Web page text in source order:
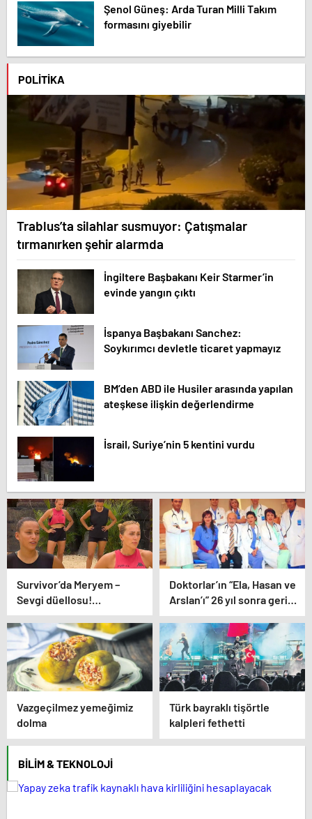
Şenol Güneş: Arda Turan Milli Takım
formasını giyebilir
POLITIKA
Trablus’ta silahlar susmuyor: Çatışmalar
tırmanırken şehir alarmda
İngiltere Başbakanı Keir Starmer’in
evinde yangın çıktı
İspanya Başbakanı Sanchez:
Soykırımcı devletle ticaret yapmayız
BM’den ABD ile Husiler arasında yapılan
ateşkese ilişkin değerlendirme
İsrail, Suriye’nin 5 kentini vurdu
Survivor’da Meryem –
Sevgi düellosu!
Yağmur’un rakibi belli
oldu
Doktorlar’ın “Ela, Hasan ve
Arslan’ı” 26 yıl sonra geri
döndü! Bakın yıllar onları
nasıl değiştirmiş…
Vazgeçilmez yemeğimiz
dolma
Türk bayraklı tişörtle
kalpleri fethetti
BILIM & TEKNOLOJI